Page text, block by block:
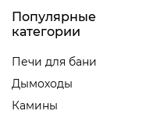
Популярные
категории
Печи для бани
Дымоходы
Камины